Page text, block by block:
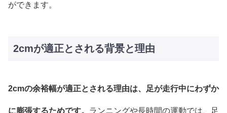
ができます。
2cmが適正とされる背景と理由
2cmの余裕幅が適正とされる理由は、足が走行中にわずか
に膨張するためです。 ランニングや長時間の運動では、足